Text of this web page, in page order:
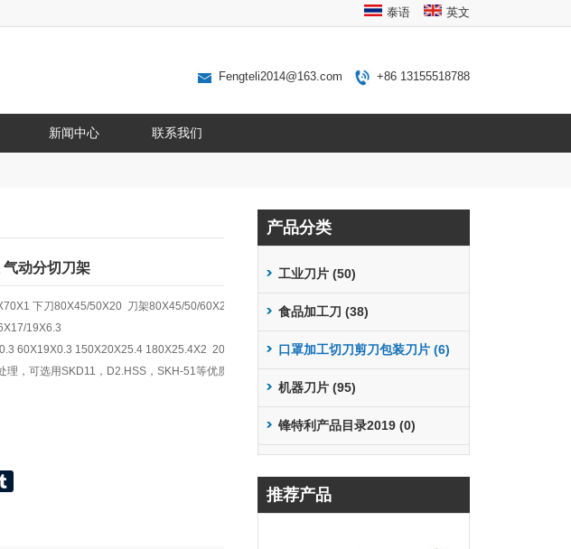
英文
泰语
+86 13155518788
Fengteli2014@163.com
新闻中心 联系我们
产品分类
工业刀片 (50)
食品加工刀 (38)
口罩加工切刀剪刀包装刀片 (6)
机器刀片 (95)
锋特利产品目录2019 (0)
推荐产品
动分切刀架
下刀80X45/50X20 刀架80X45/50/60X20
19X6.3
60X19X0.3 150X20X25.4 180X25.4X2 200X25.4X2 120X20X1.5 120X75X1
理，可选用SKD11，D2.HSS，SKH-51等优质进口钢材，